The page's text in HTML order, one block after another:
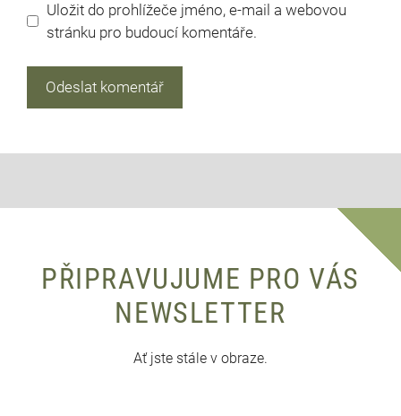
Uložit do prohlížeče jméno, e-mail a webovou
stránku pro budoucí komentáře.
PŘIPRAVUJUME PRO VÁS
NEWSLETTER
Ať jste stále v obraze.